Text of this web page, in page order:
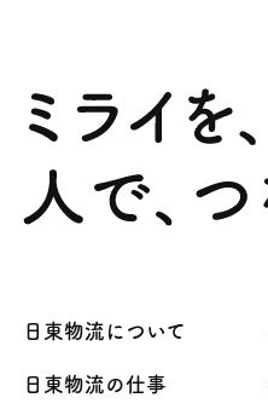
日東物流について
日東物流の仕事